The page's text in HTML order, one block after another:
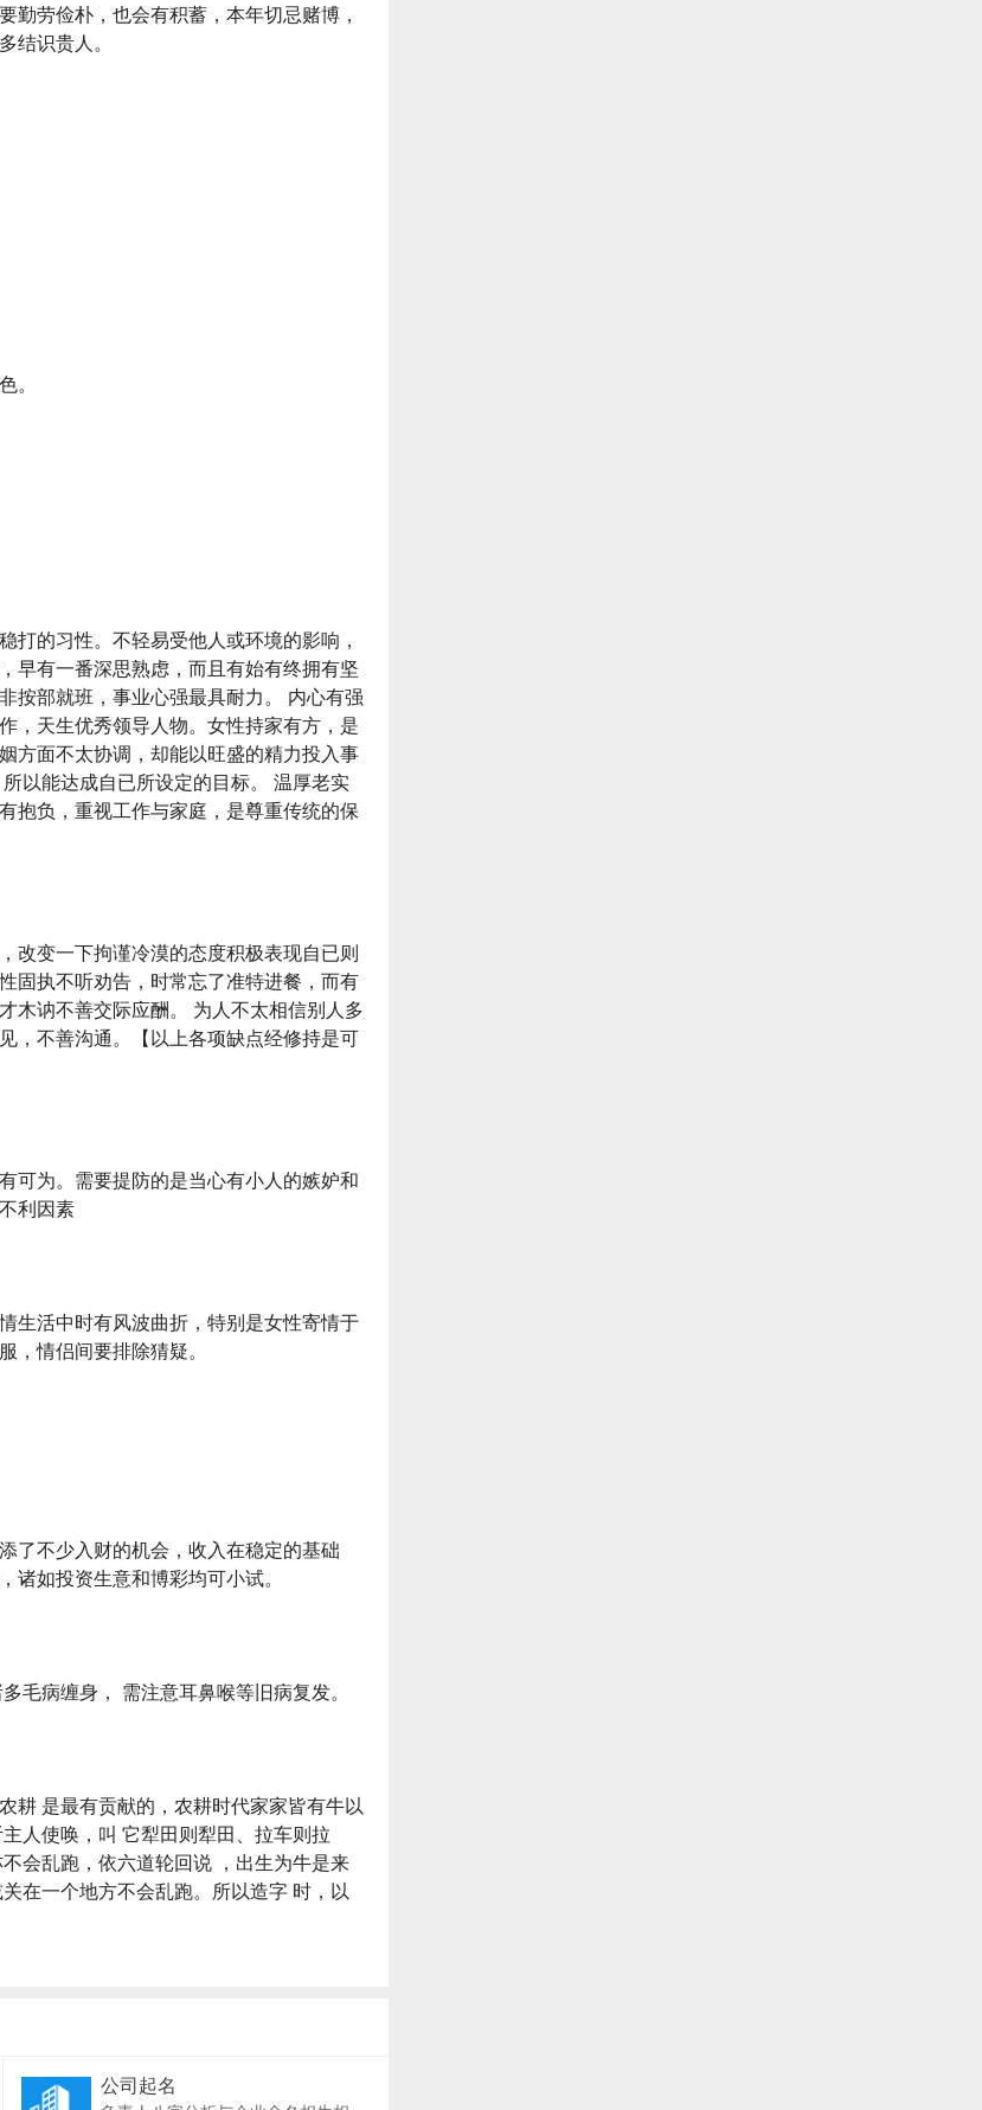
勤劳俭朴，也会有积蓄，本年切忌赌博，
结识贵人。
。
打的习性。不轻易受他人或环境的影响，
早有一番深思熟虑，而且有始有终拥有坚
按部就班，事业心强最具耐力。 内心有强
，天生优秀领导人物。女性持家有方，是
方面不太协调，却能以旺盛的精力投入事
以能达成自已所设定的目标。 温厚老实
抱负，重视工作与家庭，是尊重传统的保
改变一下拘谨冷漠的态度积极表现自已则
固执不听劝告，时常忘了准特进餐，而有
木讷不善交际应酬。 为人不太相信别人多
，不善沟通。【以上各项缺点经修持是可
可为。需要提防的是当心有小人的嫉妒和
利因素
生活中时有风波曲折，特别是女性寄情于
，情侣间要排除猜疑。
了不少入财的机会，收入在稳定的基础
诸如投资生意和博彩均可小试。
毛病缠身， 需注意耳鼻喉等旧病复发。
耕 是最有贡献的，农耕时代家家皆有牛以
人使唤，叫 它犁田则犁田、拉车则拉
会乱跑，依六道轮回说 ，出生为牛是来
在一个地方不会乱跑。所以造字 时，以
公司起名